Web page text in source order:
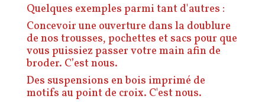
Quelques exemples parmi tant d'autres :
Concevoir une ouverture dans la doublure
de nos trousses, pochettes et sacs pour que
vous puissiez passer votre main afin de
broder. C’est nous.
Des suspensions en bois imprimé de
motifs au point de croix. C'est nous.